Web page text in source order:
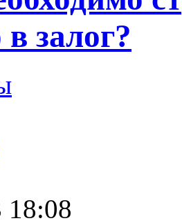
залог?
18:08